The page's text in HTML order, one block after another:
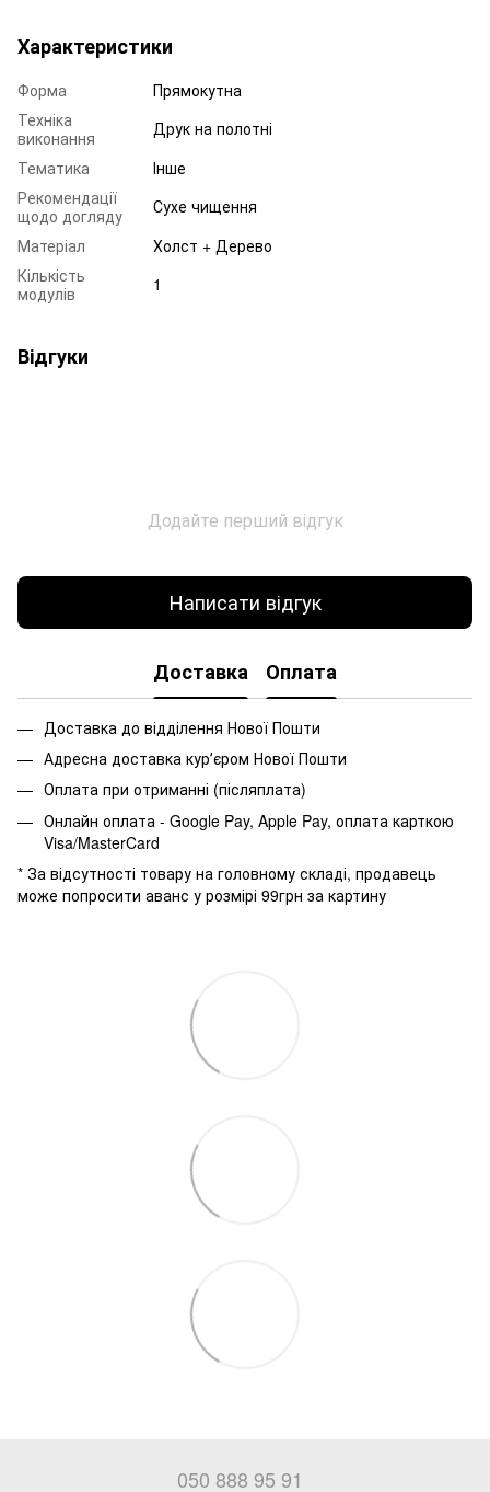
Характеристики
Форма
Прямокутна
Техніка
виконання
Друк на полотні
Тематика
Інше
Рекомендації
щодо догляду
Сухе чищення
Матеріал
Холст + Дерево
Кількість
модулів
1
Відгуки
Додайте перший відгук
Написати відгук
Доставка Оплата
Доставка до відділення Нової Пошти
Адресна доставка курʼєром Нової Пошти
Оплата при отриманні (післяплата)
Онлайн оплата - Google Pay, Apple Pay, оплата карткою
Visa/MasterCard
* За відсутності товару на головному складі, продавець
може попросити аванс у розмірі 99грн за картину
050 888 95 91